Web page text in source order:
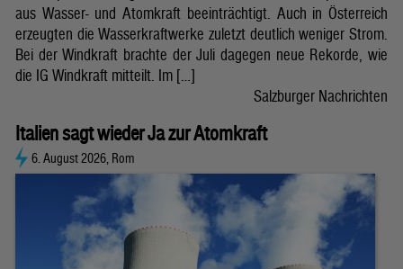
aus Wasser- und Atomkraft beeinträchtigt. Auch in Österreich
erzeugten die Wasserkraftwerke zuletzt deutlich weniger Strom.
Bei der Windkraft brachte der Juli dagegen neue Rekorde, wie
die IG Windkraft mitteilt. Im […]
Salzburger Nachrichten
Italien sagt wieder Ja zur Atomkraft
6. August 2026, Rom